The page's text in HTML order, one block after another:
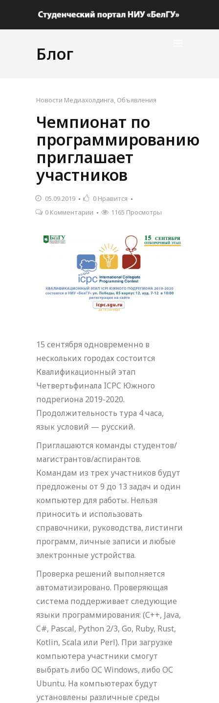
Блог
Новости Медиахолдинга, Объявления
Чемпионат по
программированию
приглашает
участников
05.09.2019 0 Нравится
0 Комментарии
1165 Просмотры
15 сентября одновременно в
нескольких городах состоится
Квалификационный этап
Четвертьфинала ICPC Южного
подрегиона 2019-2020.
Продолжительность тура 4 часа,
язык условий — русский.
Приглашаются команды студентов/
магистрантов/аспирантов.
Командам из трех участников будут
предложены от 9 до 13 задач и один
компьютер для работы. Нельзя
приносить и использовать
справочники, руководства, листинги
программ, личные записи и любые
электронные устройства.
Проверка решений выполняется
автоматизировано. Проверяющая
система поддерживает следующие
языки программирования: (С++, Java,
C#, Pascal, Python 2/3, Go, Ruby, Rust,
Kotlin, Scala или Perl). При загрузке
компьютера участники смогут
выбрать либо ОС Windows, либо ОС
Ubuntu. На компьютерах будут
установлены различные среды